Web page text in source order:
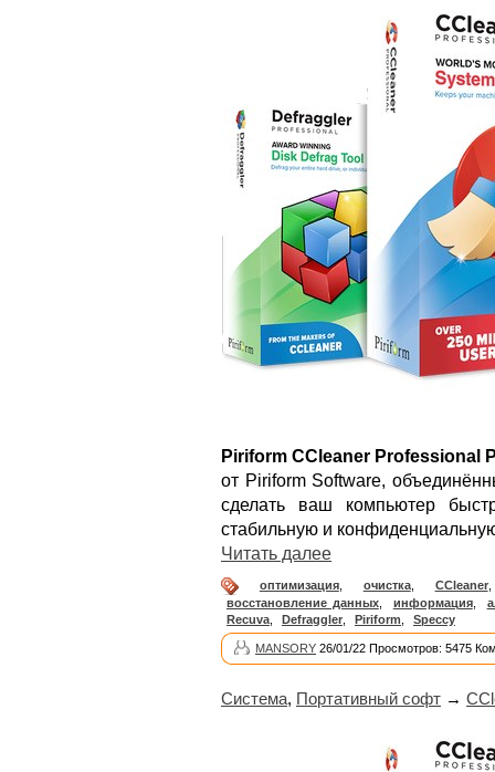
Piriform CCleaner Professional
от Piriform Software,
сделать ваш компьютер
стабильную и
Читать далее
оптимизация, очистка, CCleaner
восстановление данных, информация,
Recuva
Defraggler Piriform Speccy
MANSORY 26/01/22 Просмотров: 5475
Система, Портативный софт →